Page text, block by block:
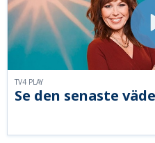
Se den senaste
TV4 PLAY